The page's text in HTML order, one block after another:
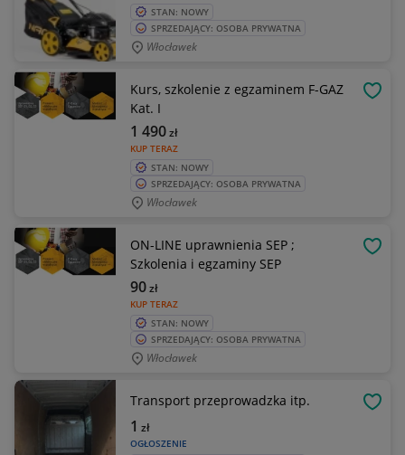
STAN: NOWY
SPRZEDAJĄCY: OSOBA PRYWATNA
Włocławek
Kurs, szkolenie z egzaminem F-GAZ
Kat. I
KUP TERAZ
1 490zł
STAN: NOWY
SPRZEDAJĄCY: OSOBA PRYWATNA
Włocławek
ON-LINE uprawnienia SEP ;
Szkolenia i egzaminy SEP
KUP TERAZ
90zł
STAN: NOWY
SPRZEDAJĄCY: OSOBA PRYWATNA
Włocławek
Transport przeprowadzka itp.
OGŁOSZENIE
1 zł